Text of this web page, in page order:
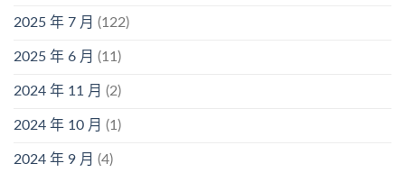
2025 年 7 月 (122)
2025 年 6 月 (11)
2024 年 11 月 (2)
2024 年 10 月 (1)
2024 年 9 月 (4)